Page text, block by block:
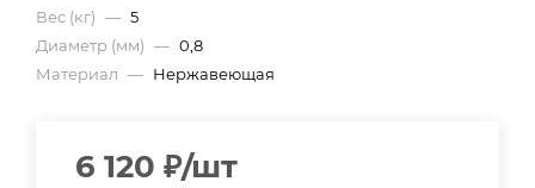
Вес (кг) — 5
Диаметр (мм) — 0,8
Материал — Нержавеющая
6 120 ₽/шт